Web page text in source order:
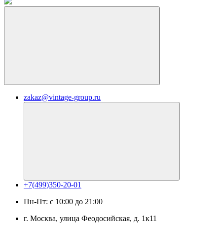
zakaz@vintage-group.ru
+7(499)350-20-01
Пн-Пт: с 10:00 до 21:00
г. Москва, ​улица Феодосийская, д. 1к11